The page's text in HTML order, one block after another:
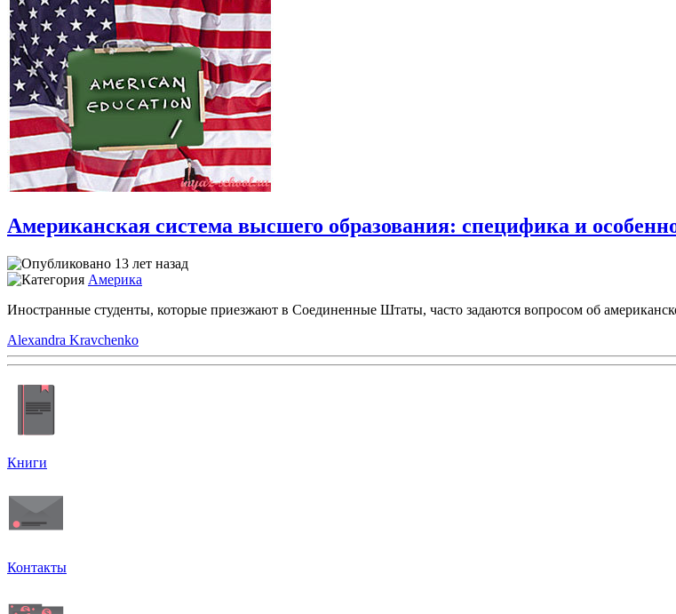
Американская система высшего образования: специфика и
13 лет назад
Америка
Иностранные студенты, которые приезжают в Соединенные Штаты, часто задаются вопросом об
Alexandra Kravchenko
Книги
Контакты